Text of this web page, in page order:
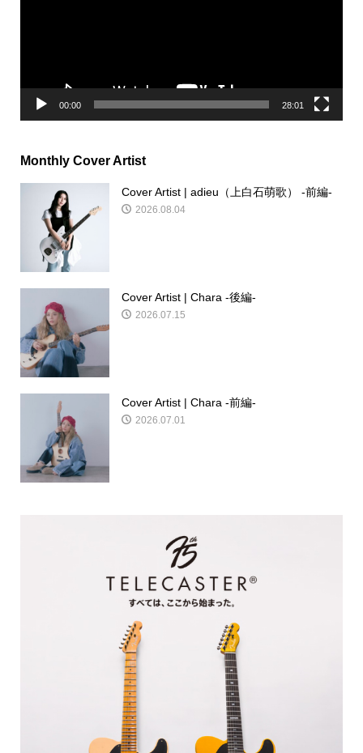
00:00 28:01
Monthly Cover Artist
Cover Artist | adieu（上白石萌歌） -前編-
2026.08.04
Cover Artist | Chara -後編-
2026.07.15
Cover Artist | Chara -前編-
2026.07.01